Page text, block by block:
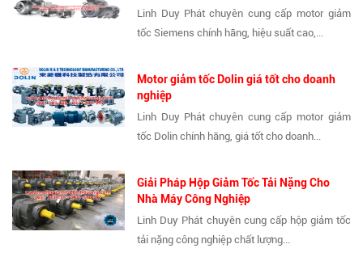
Linh Duy Phát chuyên cung cấp motor giảm
tốc Siemens chính hãng, hiệu suất cao,...
Motor giảm tốc Dolin giá tốt cho doanh
nghiệp
Linh Duy Phát chuyên cung cấp motor giảm
tốc Dolin chính hãng, giá tốt cho doanh...
Giải Pháp Hộp Giảm Tốc Tải Nặng Cho
Nhà Máy Công Nghiệp
Linh Duy Phát chuyên cung cấp hộp giảm tốc
tải nặng công nghiệp chất lượng...